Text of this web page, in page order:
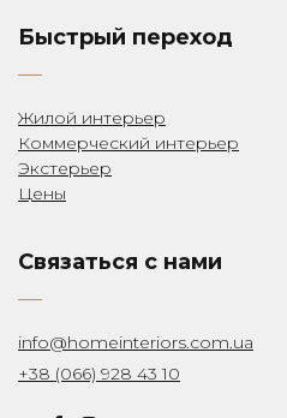
Быстрый переход
Жилой интерьер
Коммерческий интерьер
Экстерьер
Цены
Связаться с нами
info@homeinteriors.com.ua
+38 (066) 928 43 10